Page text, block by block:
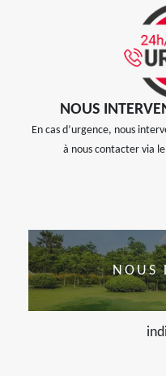
NOUS
En cas d’urgence, nous
à nous contacter via
NOUS